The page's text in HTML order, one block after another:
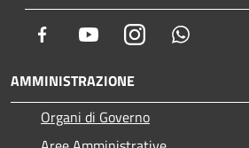
Facebook YoutubeInstagram
AMMINISTRAZIONE
Organi di Governo